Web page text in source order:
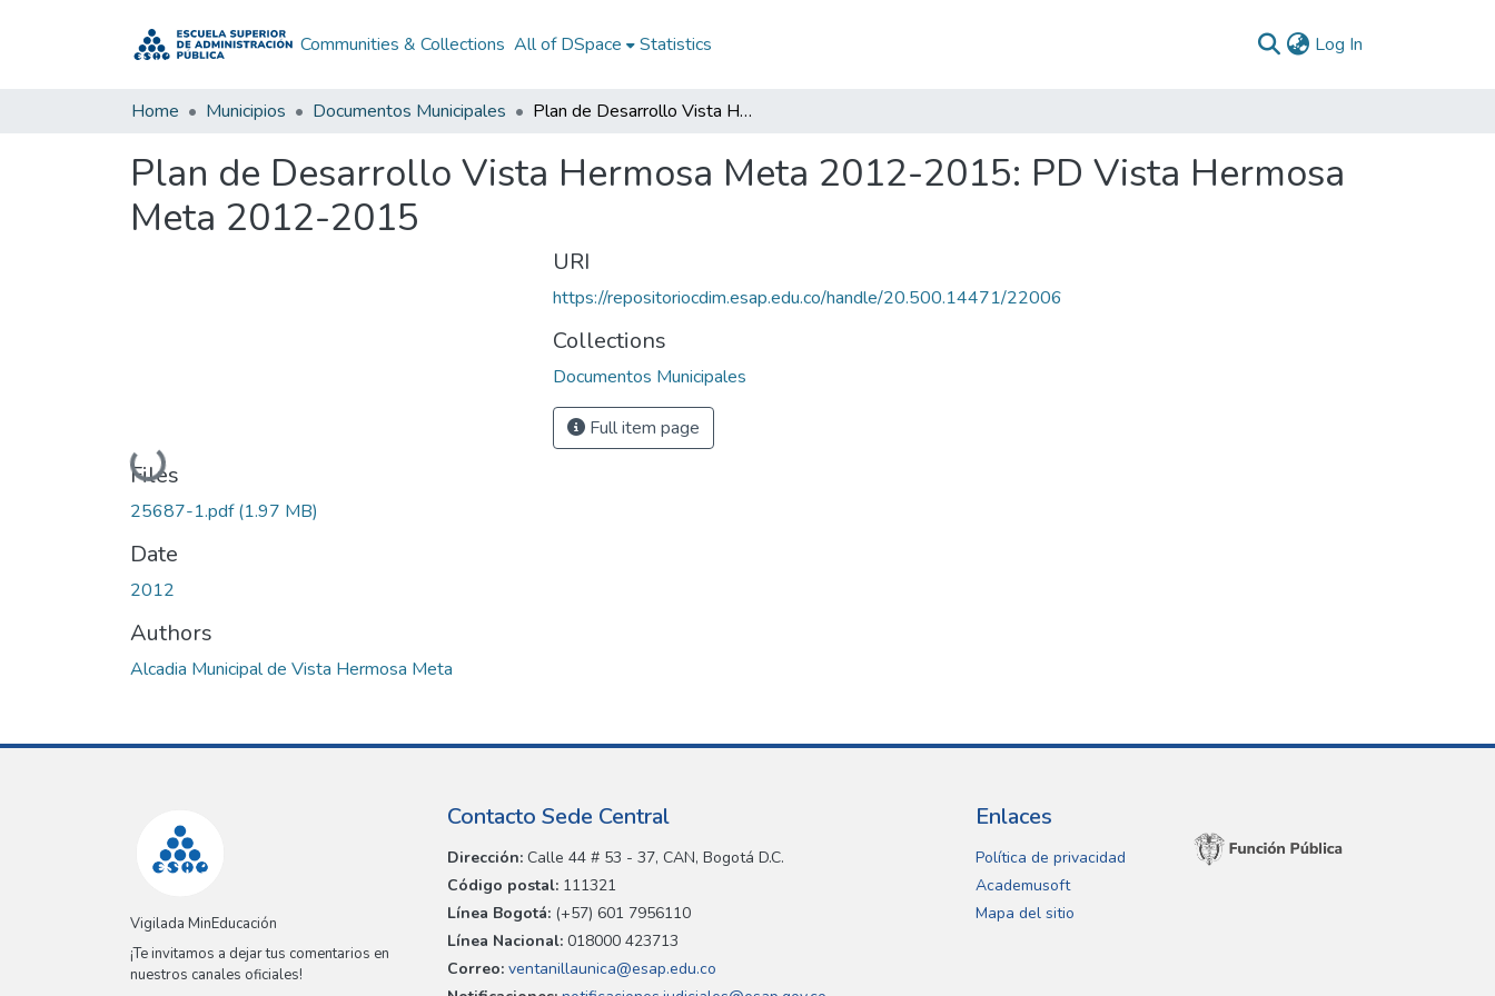
Communities & Collections All of DSpace Statistics Log In
Home Municipios Documentos Municipales Plan de Desarrollo Vista Hermosa Meta 2012-2015: PD Vista Hermosa Meta 2012-2015
Plan de Desarrollo Vista Hermosa Meta 2012-2015: PD Vista Hermosa
Meta 2012-2015
Loading...
Files
25687-1.pdf(1.97 MB)
Date
2012
Authors
Alcadia Municipal de Vista Hermosa Meta
URI
https://repositoriocdim.esap.edu.co/handle/20.500.14471/22006
Collections
Documentos Municipales
Full item page
Vigilada MinEducación
¡Te invitamos a dejar tus comentarios en
nuestros canales oficiales!
Contacto Sede Central
Dirección: Calle 44 # 53 - 37, CAN, Bogotá D.C.
Código postal: 111321
Línea Bogotá: (+57) 601 7956110
Línea Nacional: 018000 423713
Correo: ventanillaunica@esap.edu.co
Enlaces
Política de privacidad
Academusoft
Mapa del sitio